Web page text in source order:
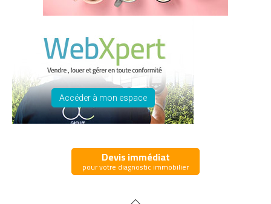
Accéder à mon espace
Devis immédiat
pour votre diagnostic immobilier